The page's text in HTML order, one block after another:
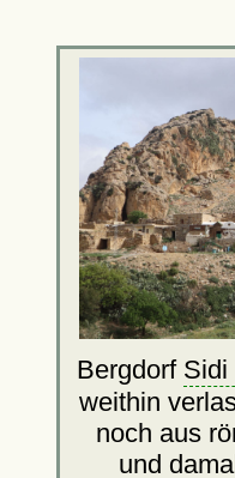
Bergdorf Sidi
weithin
noch aus
und